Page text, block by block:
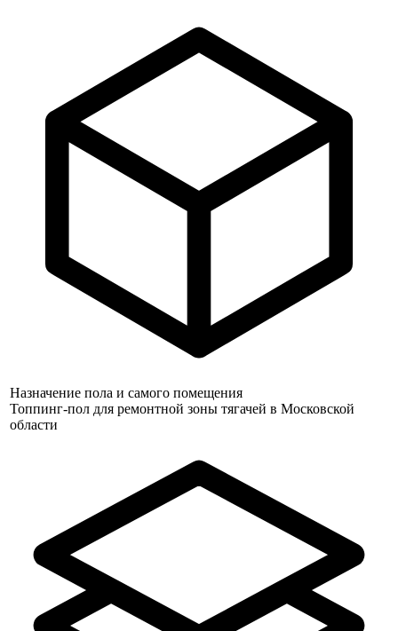
Назначение пола и самого помещения
Топпинг-пол для ремонтной зоны тягачей в Московской
области